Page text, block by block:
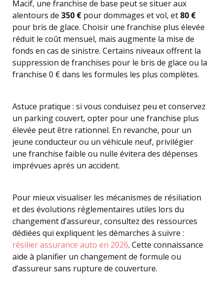
Macif, une franchise de base peut se situer aux
alentours de 350 € pour dommages et vol, et 80 €
pour bris de glace. Choisir une franchise plus élevée
réduit le coût mensuel, mais augmente la mise de
fonds en cas de sinistre. Certains niveaux offrent la
suppression de franchises pour le bris de glace ou la
franchise 0 € dans les formules les plus complètes.
Astuce pratique : si vous conduisez peu et conservez
un parking couvert, opter pour une franchise plus
élevée peut être rationnel. En revanche, pour un
jeune conducteur ou un véhicule neuf, privilégier
une franchise faible ou nulle évitera des dépenses
imprévues après un accident.
Pour mieux visualiser les mécanismes de résiliation
et des évolutions réglementaires utiles lors du
changement d’assureur, consultez des ressources
dédiées qui expliquent les démarches à suivre :
résilier assurance auto en 2026. Cette connaissance
aide à planifier un changement de formule ou
d’assureur sans rupture de couverture.